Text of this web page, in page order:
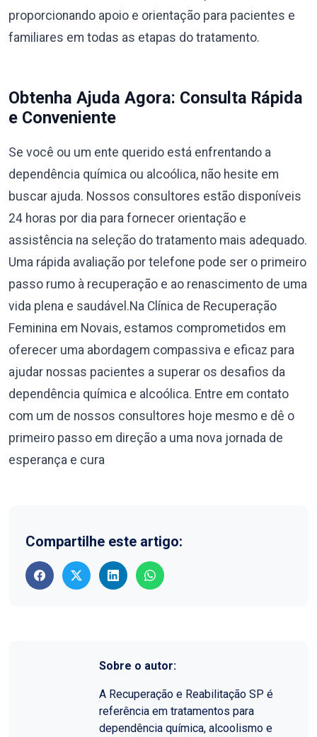
proporcionando apoio e orientação para pacientes e
familiares em todas as etapas do tratamento.
Obtenha Ajuda Agora: Consulta Rápida
e Conveniente
Se você ou um ente querido está enfrentando a
dependência química ou alcoólica, não hesite em
buscar ajuda. Nossos consultores estão disponíveis
24 horas por dia para fornecer orientação e
assistência na seleção do tratamento mais adequado.
Uma rápida avaliação por telefone pode ser o primeiro
passo rumo à recuperação e ao renascimento de uma
vida plena e saudável.Na Clínica de Recuperação
Feminina em Novais, estamos comprometidos em
oferecer uma abordagem compassiva e eficaz para
ajudar nossas pacientes a superar os desafios da
dependência química e alcoólica. Entre em contato
com um de nossos consultores hoje mesmo e dê o
primeiro passo em direção a uma nova jornada de
esperança e cura
Compartilhe este artigo:
Sobre o autor:
A Recuperação e Reabilitação SP é
referência em tratamentos para
dependência química, alcoolismo e